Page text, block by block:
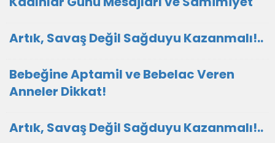
Artık, Savaş Değil Sağduyu Kazanmalı!..
Bebeğine Aptamil ve Bebelac Veren
Anneler Dikkat!
Artık, Savaş Değil Sağduyu Kazanmalı!..